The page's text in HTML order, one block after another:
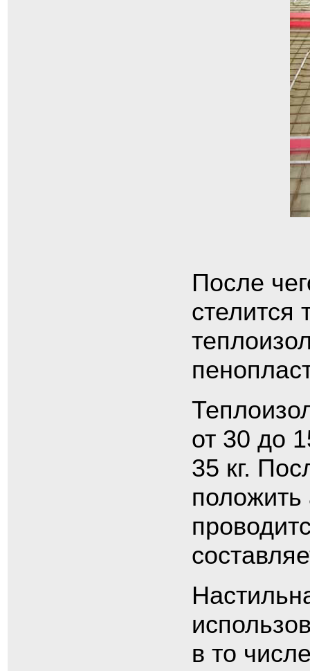
После
стелится
от 30 до
35 кг.
положить
в то